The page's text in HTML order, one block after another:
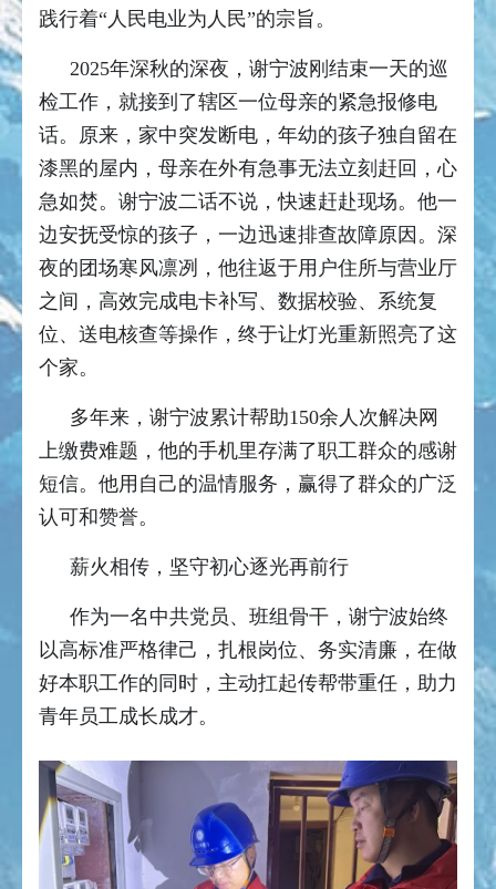
践行着“人民电业为人民”的宗旨。
2025年深秋的深夜，谢宁波刚结束一天的巡
检工作，就接到了辖区一位母亲的紧急报修电
话。原来，家中突发断电，年幼的孩子独自留在
漆黑的屋内，母亲在外有急事无法立刻赶回，心
急如焚。谢宁波二话不说，快速赶赴现场。他一
边安抚受惊的孩子，一边迅速排查故障原因。深
夜的团场寒风凛冽，他往返于用户住所与营业厅
之间，高效完成电卡补写、数据校验、系统复
位、送电核查等操作，终于让灯光重新照亮了这
个家。
多年来，谢宁波累计帮助150余人次解决网
上缴费难题，他的手机里存满了职工群众的感谢
短信。他用自己的温情服务，赢得了群众的广泛
认可和赞誉。
薪火相传，坚守初心逐光再前行
作为一名中共党员、班组骨干，谢宁波始终
以高标准严格律己，扎根岗位、务实清廉，在做
好本职工作的同时，主动扛起传帮带重任，助力
青年员工成长成才。